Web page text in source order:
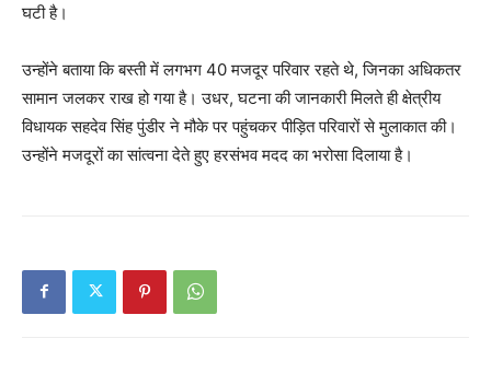
घटी है।
उन्होंने बताया कि बस्ती में लगभग 40 मजदूर परिवार रहते थे, जिनका अधिकतर
सामान जलकर राख हो गया है। उधर, घटना की जानकारी मिलते ही क्षेत्रीय
विधायक सहदेव सिंह पुंडीर ने मौके पर पहुंचकर पीड़ित परिवारों से मुलाकात की।
उन्होंने मजदूरों का सांत्वना देते हुए हरसंभव मदद का भरोसा दिलाया है।